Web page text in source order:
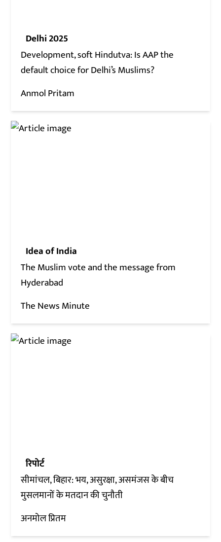
Delhi 2025
Development, soft Hindutva: Is AAP the
default choice for Delhi’s Muslims?
Anmol Pritam
Idea of India
The Muslim vote and the message from
Hyderabad
The News Minute
रिपोर्ट
सीमांचल, बिहार: भय, असुरक्षा, असमंजस के बीच
मुसलमानों के मतदान की चुनौती
अनमोल प्रितम